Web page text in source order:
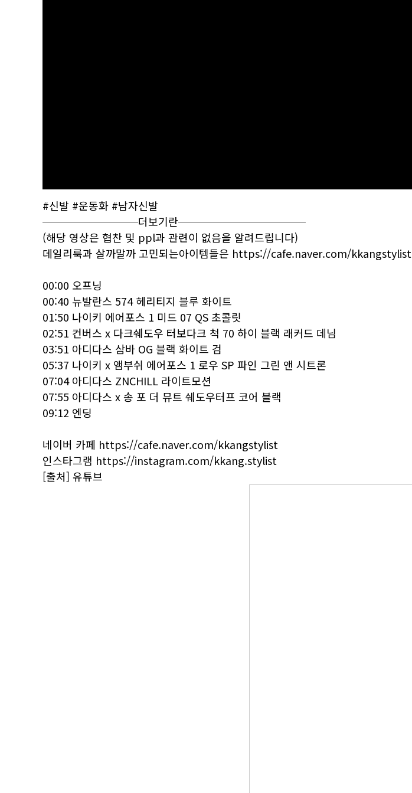
#신발 #운동화 #남자신발
─────────더보기란────────────
(해당 영상은 협찬 및 ppl과 관련이 없음을 알려드립니다)
데일리룩과 살까말까 고민되는아이템들은 https://cafe.naver.com/kkangstylist
00:00 오프닝
00:40 뉴발란스 574 헤리티지 블루 화이트
01:50 나이키 에어포스 1 미드 07 QS 초콜릿
02:51 컨버스 x 다크쉐도우 터보다크 척 70 하이 블랙 래커드 데님
03:51 아디다스 삼바 OG 블랙 화이트 검
05:37 나이키 x 앰부쉬 에어포스 1 로우 SP 파인 그린 앤 시트론
07:04 아디다스 ZNCHILL 라이트모션
07:55 아디다스 x 송 포 더 뮤트 쉐도우터프 코어 블랙
09:12 엔딩
네이버 카페 https://cafe.naver.com/kkangstylist
인스타그램 https://instagram.com/kkang.stylist
[출처] 유튜브